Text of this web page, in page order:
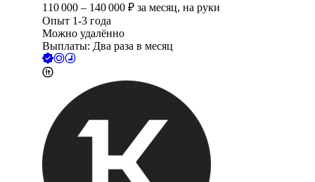
110 000 – 140 000 ₽ за месяц, на руки
Опыт 1-3 года
Можно удалённо
Выплаты: Два раза в месяц